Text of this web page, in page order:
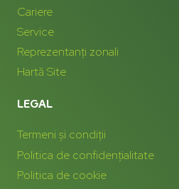
Cariere
Service
Reprezentanți zonali
Hartă Site
LEGAL
Termeni și condiții
Politica de confidențialitate
Politica de cookie